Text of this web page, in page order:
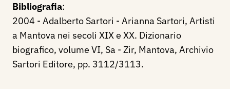
Bibliografia:
2004 - Adalberto Sartori - Arianna Sartori, Artisti
a Mantova nei secoli XIX e XX. Dizionario
biografico, volume VI, Sa - Zir, Mantova, Archivio
Sartori Editore, pp. 3112/3113.